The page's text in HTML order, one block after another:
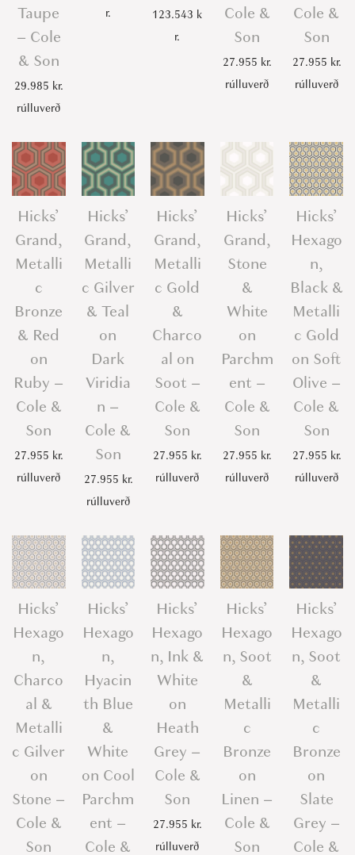
Taupe
– Cole
& Son
29.985 kr.
rúlluverð
r. 123.543 k
r.
Cole &
Son
27.955 kr.
rúlluverð
Cole &
Son
27.955 kr.
rúlluverð
Hicks’
Grand,
Metalli
c
Bronze
& Red
on
Ruby –
Cole &
Son
27.955 kr.
rúlluverð
Hicks’
Grand,
Metalli
c Gilver
& Teal
on
Dark
Viridia
n –
Cole &
Son
27.955 kr.
rúlluverð
Hicks’
Grand,
Metalli
c Gold
&
Charco
al on
Soot –
Cole &
Son
27.955 kr.
rúlluverð
Hicks’
Grand,
Stone
&
White
on
Parchm
ent –
Cole &
Son
27.955 kr.
rúlluverð
Hicks’
Hexago
n,
Black &
Metalli
c Gold
on Soft
Olive –
Cole &
Son
27.955 kr.
rúlluverð
Hicks’
Hexago
n,
Charco
al &
Metalli
c Gilver
on
Stone –
Cole &
Son
Hicks’
Hexago
n,
Hyacin
th Blue
&
White
on Cool
Parchm
ent –
Cole &
Hicks’
Hexago
n, Ink &
White
on
Heath
Grey –
Cole &
Son
27.955 kr.
rúlluverð
Hicks’
Hexago
n, Soot
&
Metalli
c
Bronze
on
Linen –
Cole &
Son
Hicks’
Hexago
n, Soot
&
Metalli
c
Bronze
on
Slate
Grey –
Cole &